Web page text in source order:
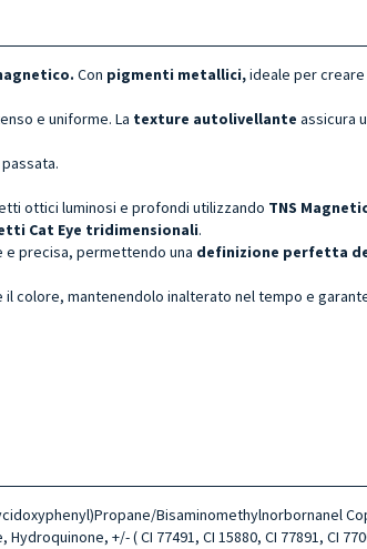
Con pigmenti metallici,ideale per
e uniforme. La texture autolivellante assicura
ottici luminosi e profondi utilizzando TNS
Cat Eye tridimensionali.
e precisa, permettendo una definizione perfetta
mantenendolo inalterato nel tempo e
Bisaminomethylnorbornanel
+/- ( CI 77491, CI 15880, CI 77891, CI